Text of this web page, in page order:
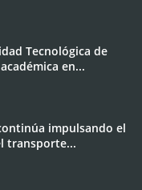
Tecnológica de
en...
impulsando el
transporte...